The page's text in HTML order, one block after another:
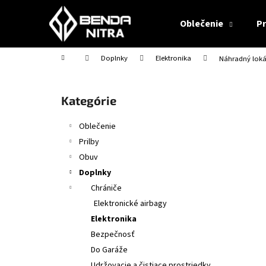
Oblečenie
Domov Doplnky Elektronika Náhradný
Preskočiť
kategórie
Kategórie
Oblečenie
Prilby
Obuv
Doplnky
Chrániče
Elektronické airbagy
Elektronika
Bezpečnosť
Do Garáže
í
Späť
do
Späť
do
CABERG TRIP MATT BLACK